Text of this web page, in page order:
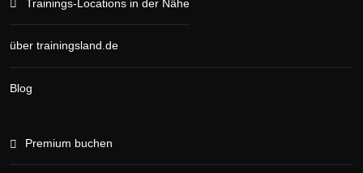
Trainings-Locations in der Nähe
über trainingsland.de
Blog
Premium buchen